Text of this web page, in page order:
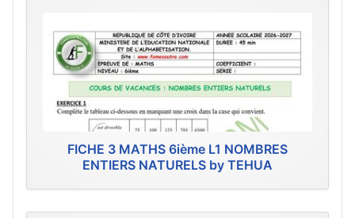
FICHE 3 MATHS 6ième L1 NOMBRES
ENTIERS NATURELS by TEHUA